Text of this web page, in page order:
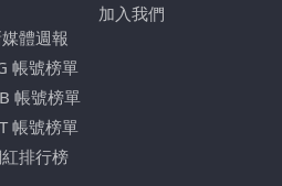
體週報
帳號榜單
帳號榜單
帳號榜單
排行榜
加入我們